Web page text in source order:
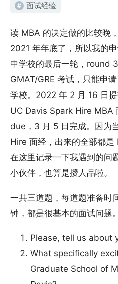
# 面试经验
读 MBA 的决定做的比较晚
2021 年年底了，所以我的
申学校的最后一轮，round
GMAT/GRE 考试，只能申
学校。2022 年 2 月 16 日
UC Davis Spark Hire MBA
due，3 月 5 日完成。因为
Hire 面经，出来的全部都
在这里记录一下我遇到的问
小伙伴，也算是攒人品啦。
一共三道题，每道题准备时
钟，都是很基本的面试问题。
Please, tell us about
What specifically
Graduate School of